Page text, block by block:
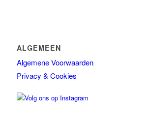
ALGEMEEN
Algemene Voorwaarden
Privacy & Cookies